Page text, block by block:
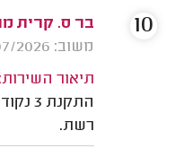
בר ס. קרית
משוב: 06/07/2026
תיאור השירות:
רשת.
10